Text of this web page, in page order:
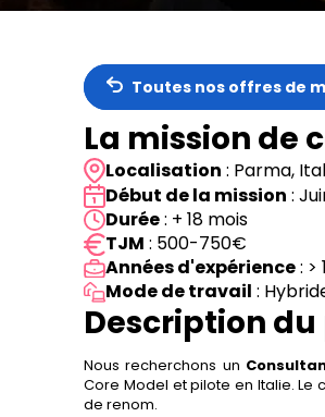
Toutes nos offres de
La mission de
Localisation : Parma,
Début de la mission :
Durée: + 18 mois
TJM : 500-750€
Années d'expérience: >
Mode de travail :
Description du
Nous recherchons un
Core Model et pilote en Italie. Le
de renom.